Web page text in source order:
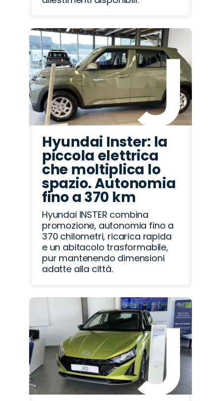
Hyundai Inster: la
piccola elettrica
che moltiplica lo
spazio. Autonomia
fino a 370 km
Hyundai INSTER combina
promozione, autonomia fino a
370 chilometri, ricarica rapida
e un abitacolo trasformabile,
pur mantenendo dimensioni
adatte alla città.